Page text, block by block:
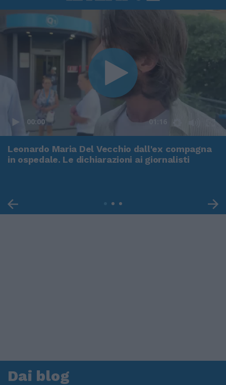
00:00 01:16
Leonardo Maria Del Vecchio dall'ex compagna
in ospedale. Le dichiarazioni ai giornalisti
Dai blog